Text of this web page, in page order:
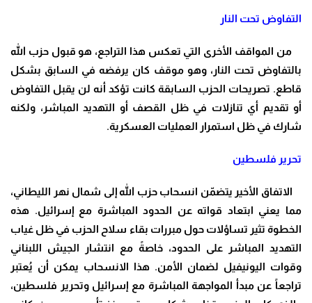
التفاوض تحت النار
من المواقف الأخرى التي تعكس هذا التراجع، هو قبول حزب الله
بالتفاوض تحت النار، وهو موقف كان يرفضه في السابق بشكل
قاطع. تصريحات الحزب السابقة كانت تؤكد أنه لن يقبل التفاوض
أو تقديم أي تنازلات في ظل القصف أو التهديد المباشر، ولكنه
شارك في ظل استمرار العمليات العسكرية.
تحرير فلسطين
الاتفاق الأخير يتضمّن انسحاب حزب الله إلى شمال نهر الليطاني،
مما يعني ابتعاد قواته عن الحدود المباشرة مع إسرائيل. هذه
الخطوة تثير تساؤلات حول مبررات بقاء سلاح الحزب في ظل غياب
التهديد المباشر على الحدود، خاصةً مع انتشار الجيش اللبناني
وقوات اليونيفيل لضمان الأمن. هذا الانسحاب يمكن أن يُعتبر
تراجعاً عن مبدأ المواجهة المباشرة مع إسرائيل وتحرير فلسطين،